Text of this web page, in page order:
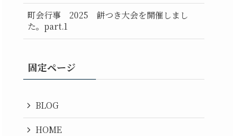
町会行事 2025 餅つき大会を開催しまし
た。part.1
固定ページ
BLOG
HOME